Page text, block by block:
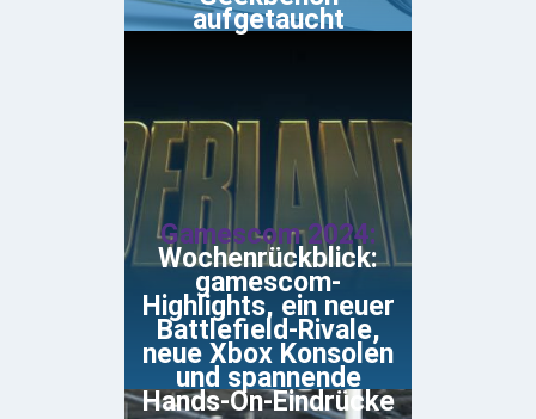
aufgetaucht
Gamescom 2024:
Wochenrückblick:
gamescom-
Highlights, ein neuer
Battlefield-Rivale,
neue Xbox Konsolen
und spannende
Hands-On-Eindrücke